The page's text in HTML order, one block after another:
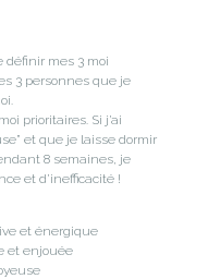
définir mes 3 moi
3 personnes que je
prioritaires. Si j’ai
et que je laisse dormir
8 semaines, je
et d’inefficacité !
et énergique
et enjouée